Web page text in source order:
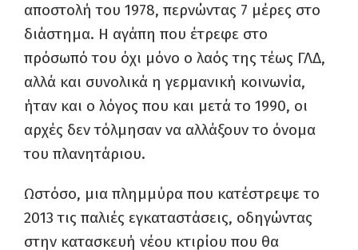
αποστολή του 1978, περνώντας 7 μέρες στο
διάστημα. Η αγάπη που έτρεφε στο
πρόσωπό του όχι μόνο ο λαός της τέως ΓΛΔ,
αλλά και συνολικά η γερμανική κοινωνία,
ήταν και ο λόγος που και μετά το 1990, οι
αρχές δεν τόλμησαν να αλλάξουν το όνομα
του πλανητάριου.
Ωστόσο, μια πλημμύρα που κατέστρεψε το
2013 τις παλιές εγκαταστάσεις, οδηγώντας
στην κατασκευή νέου κτιρίου που θα